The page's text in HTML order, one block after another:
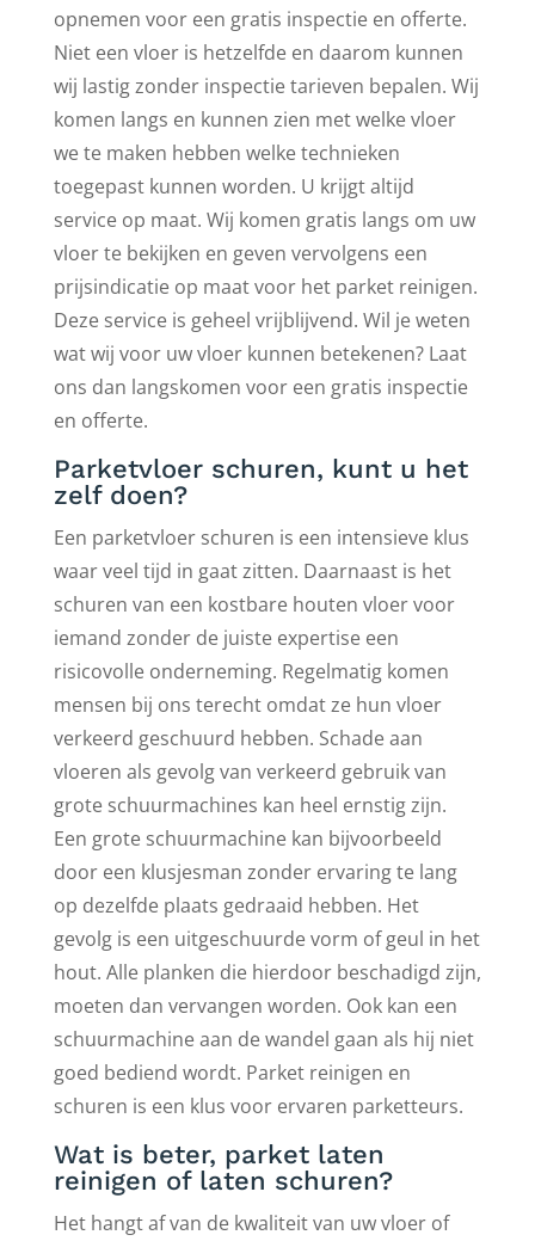
opnemen voor een gratis inspectie en offerte.
Niet een vloer is hetzelfde en daarom kunnen
wij lastig zonder inspectie tarieven bepalen. Wij
komen langs en kunnen zien met welke vloer
we te maken hebben welke technieken
toegepast kunnen worden. U krijgt altijd
service op maat. Wij komen gratis langs om uw
vloer te bekijken en geven vervolgens een
prijsindicatie op maat voor het parket reinigen.
Deze service is geheel vrijblijvend. Wil je weten
wat wij voor uw vloer kunnen betekenen? Laat
ons dan langskomen voor een gratis inspectie
en offerte.
Parketvloer schuren, kunt u het
zelf doen?
Een parketvloer schuren is een intensieve klus
waar veel tijd in gaat zitten. Daarnaast is het
schuren van een kostbare houten vloer voor
iemand zonder de juiste expertise een
risicovolle onderneming. Regelmatig komen
mensen bij ons terecht omdat ze hun vloer
verkeerd geschuurd hebben. Schade aan
vloeren als gevolg van verkeerd gebruik van
grote schuurmachines kan heel ernstig zijn.
Een grote schuurmachine kan bijvoorbeeld
door een klusjesman zonder ervaring te lang
op dezelfde plaats gedraaid hebben. Het
gevolg is een uitgeschuurde vorm of geul in het
hout. Alle planken die hierdoor beschadigd zijn,
moeten dan vervangen worden. Ook kan een
schuurmachine aan de wandel gaan als hij niet
goed bediend wordt. Parket reinigen en
schuren is een klus voor ervaren parketteurs.
Wat is beter, parket laten
reinigen of laten schuren?
Het hangt af van de kwaliteit van uw vloer of